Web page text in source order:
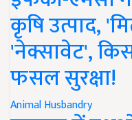
कृषि उत्पाद,
'नेक्सावेट',
फसल सुरक्षा!
Animal Husbandry